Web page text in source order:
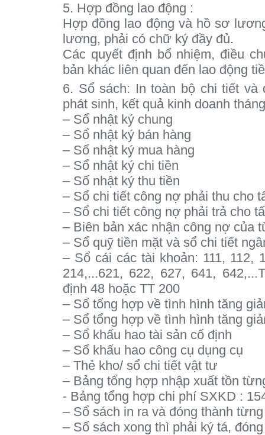
5. Hợp đồng lao động :
Hợp đồng lao động và hồ sơ
lương, phải có chữ ký đầy đủ.
Các quyết định bổ nhiệm, điều
bản khác liên quan đến lao động
6. Sổ sách: In toàn bộ chi tiết và
phát sinh, kết quả kinh doanh
– Sổ nhật ký chung
– Sổ nhật ký bán hàng
– Sổ nhật ký mua hàng
– Sổ nhật ký chi tiền
– Số nhật ký thu tiền
– Sổ chi tiết công nợ phải thu cho
– Sổ chi tiết công nợ phải trả cho
– Biên bản xác nhận công nợ của
– Sổ quỹ tiền mặt và sổ chi tiết
– Sổ cái các tài khoản: 111, 112,
214,...621, 622, 627, 641,
định 48 hoặc TT 200
– Sổ tổng hợp về tình hình tăng
– Sổ tổng hợp về tình hình tăng
– Sổ khấu hao tài sản cố định
– Sổ khấu hao công cụ dụng cụ
– Thẻ kho/ sổ chi tiết vật tư
– Bảng tổng hợp nhập xuất tồn
- Bảng tổng hợp chi phí SXKD :
– Sổ sách in ra và đóng thành
– Sổ sách xong thì phải ký tá,